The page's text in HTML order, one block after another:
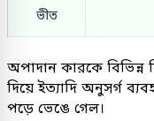
ভীত
অপাদান কারকে বিভিন্ন
দিয়ে ইত্যাদি অনুসর্গ
পড়ে ভেঙে গেল।